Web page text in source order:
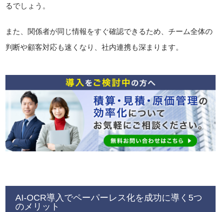
るでしょう。
また、関係者が同じ情報をすぐ確認できるため、チーム全体の
判断や顧客対応も速くなり、社内連携も深まります。
AI-OCR導入でペーパーレス化を成功に導く5つ
のメリット